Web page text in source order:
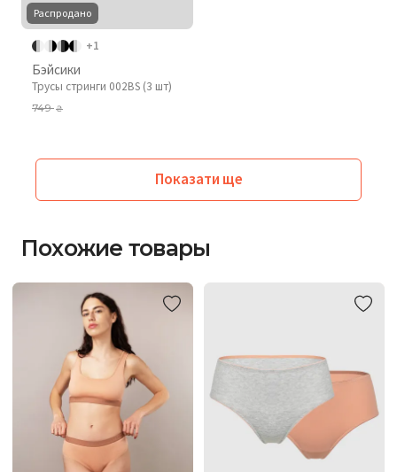
Распродано
+1
Бэйсики
Трусы стринги 002BS (3 шт)
749₴
Показати ще
Похожие товары